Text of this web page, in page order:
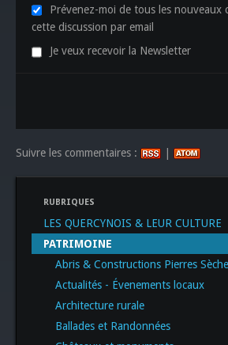
Prévenez-moi de tous les nouveaux
cette discussion par email
Je veux recevoir la Newsletter
Suivre les commentaires : |
RUBRIQUES
LES QUERCYNOIS & LEUR CULTURE
PATRIMOINE
Abris & Constructions Pierres
Actualités - Évenements locaux
Architecture rurale
Ballades et Randonnées